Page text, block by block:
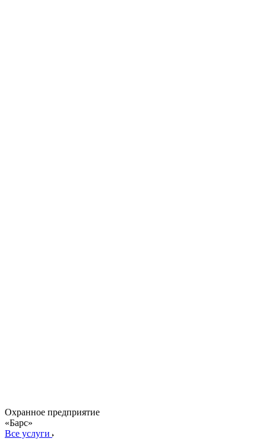
Охранное предприятие
«Барс»
Все услуги